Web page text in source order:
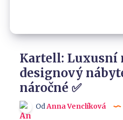
Kartell: Luxusní
designový
náročné ✅
OdAnna Venclíková